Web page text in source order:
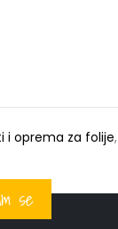
i oprema za folije,
se